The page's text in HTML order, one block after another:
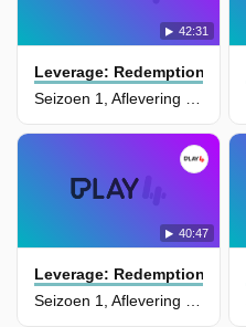
42:31
Leverage: Redemption
Seizoen 1, Aflevering 15 - The Muddy Waters Job
40:47
Leverage: Redemption